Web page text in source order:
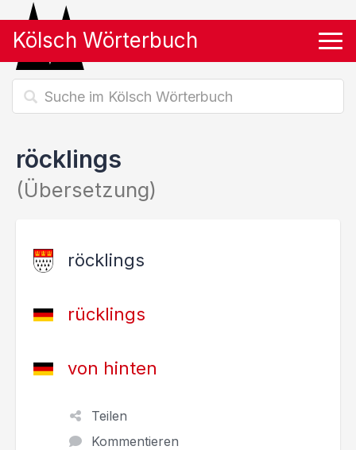
Kölsch Wörterbuch
röcklings
(Übersetzung)
röcklings
rücklings
von hinten
Teilen
Kommentieren